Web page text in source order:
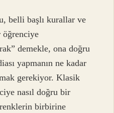
belli başlı kurallar ve
öğrenciye
demekle, ona doğru
yapmanın ne kadar
gerekiyor. Klasik
nasıl doğru bir
birbirine